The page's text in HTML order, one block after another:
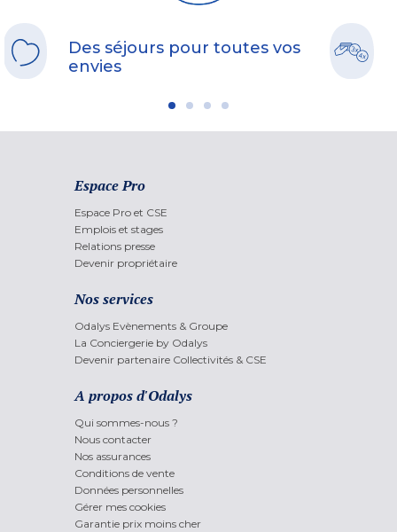
Des séjours pour toutes vos
envies
Espace Pro
Espace Pro et CSE
Emplois et stages
Relations presse
Devenir propriétaire
Nos services
Odalys Evènements & Groupe
La Conciergerie by Odalys
Devenir partenaire Collectivités & CSE
A propos d'Odalys
Qui sommes-nous ?
Nous contacter
Nos assurances
Conditions de vente
Données personnelles
Gérer mes cookies
Garantie prix moins cher